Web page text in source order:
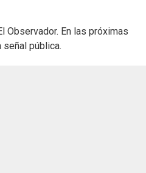
Observador. En las próximas
señal pública.